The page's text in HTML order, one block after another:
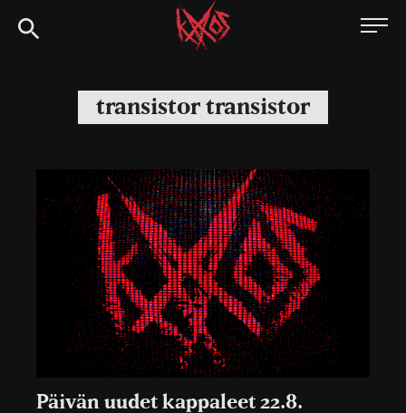
Siirry
suoraan
Kaaoszine
transistor transistor
Päivän uudet kappaleet 22.8.